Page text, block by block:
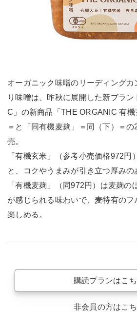
オーガニック味噌のリーディング
り味噌は、昨秋に展開した新ブラン
C」の新商品「THE ORGANIC 有機
＝と「同有機麦麹」＝同（下）＝
売。
「有機玄米」（参考小売価格972円
と、コクやうまみが引き立つ厚みの
「有機麦麹」（同972円）は麦麹の
が感じられる味わいで、麦特有の
楽しめる。
購読プランはこ
非会員の方はこ